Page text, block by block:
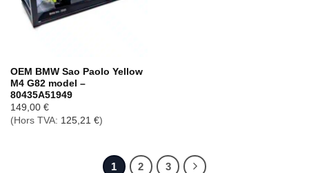
OEM BMW Sao Paolo Yellow
M4 G82 model –
80435A51949
149,00 €
(Hors TVA: 125,21 €)
1 2 3